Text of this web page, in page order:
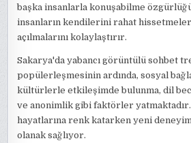
başka insanlarla konuşabilme
insanların kendilerini rahat
açılmalarını kolaylaştırır.
Sakarya'da yabancı görüntülü sohbet
popülerleşmesinin ardında, sosyal
kültürlerle etkileşimde bulunma, dil
ve anonimlik gibi faktörler
hayatlarına renk katarken yeni
olanak sağlıyor.